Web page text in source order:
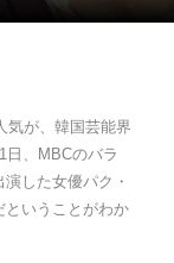
気が、韓国芸能界
日、MBCのバラ
した女優パク・
ということがわか